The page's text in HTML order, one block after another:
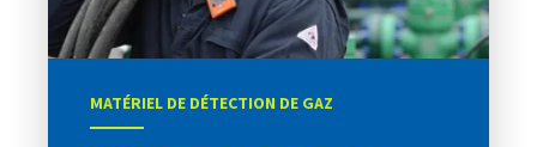
MATÉRIEL DE DÉTECTION DE GAZ